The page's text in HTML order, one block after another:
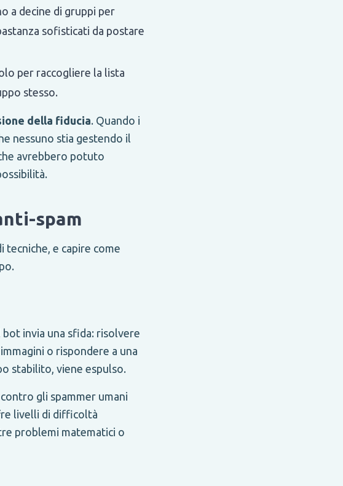
a decine di gruppi per
sofisticati da postare
per raccogliere la lista
stesso.
della fiducia. Quando i
nessuno stia gestendo il
avrebbero potuto
spam
tecniche, e capire come
bot invia una sfida: risolvere
o rispondere a una
stabilito, viene espulso.
gli spammer umani
livelli di difficoltà
problemi matematici o